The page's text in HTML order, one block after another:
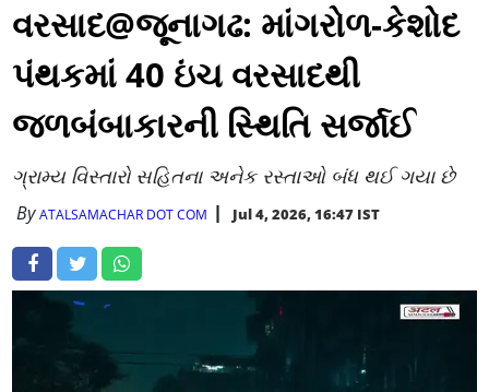
વરસાદ@જૂનાગઢ: માંગરોળ-કેશોદ
પંથકમાં 40 ઇંચ વરસાદથી
જળબંબાકારની સ્થિતિ સર્જાઈ
ગ્રામ્ય વિસ્તારો સહિતના અનેક રસ્તાઓ બંધ થઈ ગયા છે
ByATALSAMACHAR DOT COM Jul 4, 2026, 16:47 IST